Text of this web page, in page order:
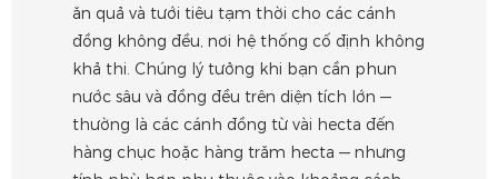
ăn quả và tưới tiêu tạm thời cho các cánh
đồng không đều, nơi hệ thống cố định không
khả thi. Chúng lý tưởng khi bạn cần phun
nước sâu và đồng đều trên diện tích lớn —
thường là các cánh đồng từ vài hecta đến
hàng chục hoặc hàng trăm hecta — nhưng